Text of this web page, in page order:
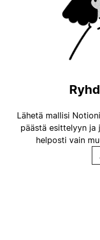
Lähetä mallisi
päästä esittelyyn ja
helposti vain